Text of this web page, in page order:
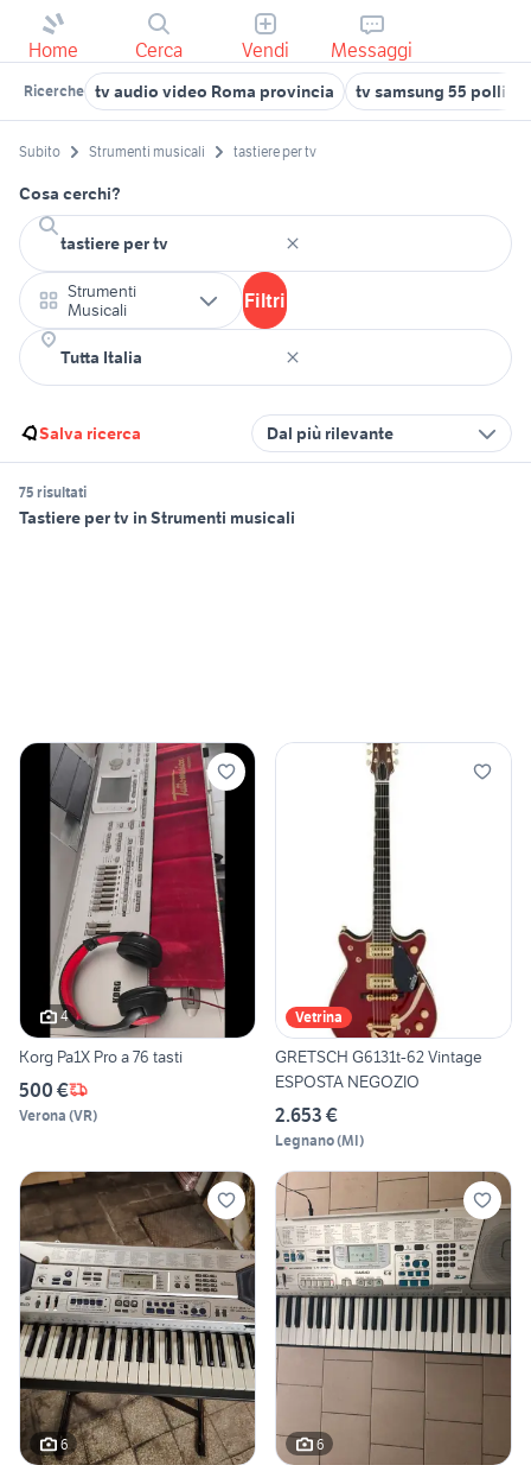
Home Cerca Vendi Messaggi
Ricerche tv audio video Roma provincia tv samsung 55 pollici
Subito Strumenti musicali tastiere per tv
Cosa cerchi?
Strumenti
Musicali
Filtri
Salva ricerca Dal più rilevante
75 risultati
Tastiere per tv in Strumenti musicali
4
Korg Pa1X Pro a 76 tasti
500 €
Verona (VR)
Vetrina
GRETSCH G6131t-62 Vintage
ESPOSTA NEGOZIO
2.653 €
Legnano(MI)
6 6